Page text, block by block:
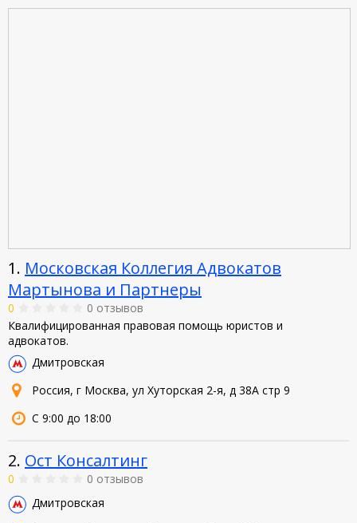
1. Московская Коллегия Адвокатов
Мартынова и Партнеры
0
0 отзывов
Квалифицированная правовая помощь юристов и
адвокатов.
Дмитровская
Россия, г Москва, ул Хуторская 2-я, д 38А стр 9
С 9:00 до 18:00
2. Ост Консалтинг
0
0 отзывов
Дмитровская